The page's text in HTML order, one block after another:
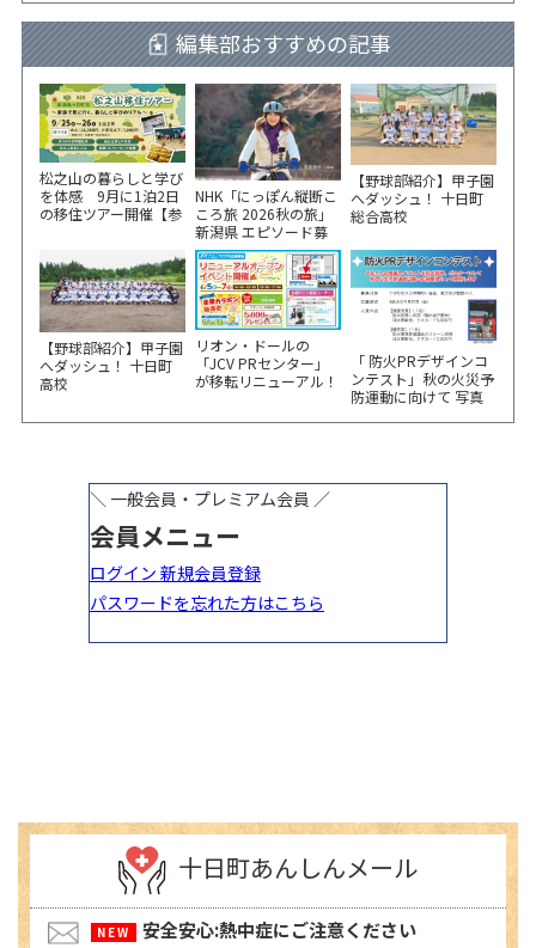
編集部おすすめの記事
松之山の暮らしと学び
を体感 9月に1泊2日
の移住ツアー開催【参
NHK「にっぽん縦断こ
ころ旅 2026秋の旅」
新潟県 エピソード募
集中！
【野球部紹介】甲子園
へダッシュ！ 十日町
総合高校
【野球部紹介】甲子園
へダッシュ！ 十日町
高校
リオン・ドールの
「JCV PRセンター」
が移転リニューアル！
「 防火PRデザインコ
ンテスト」秋の火災予
防運動に向けて 写真
十日町あんしんメール
安全安心:熱中症にご注意ください